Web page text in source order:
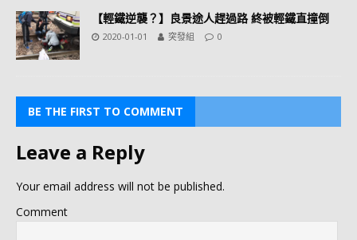
【輕鐵逆襲？】良景途人趕過路 終被輕鐵直撞倒
2020-01-01 突發組 0
BE THE FIRST TO COMMENT
Leave a Reply
Your email address will not be published.
Comment